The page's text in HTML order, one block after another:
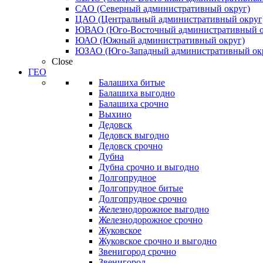
САО (Северный административный округ)
ЦАО (Центральный административный
ЮВАО (Юго-Восточный административный
ЮАО (Южный административный округ)
ЮЗАО (Юго-Западный административный
Close
ГЕО
Балашиха битые
Балашиха выгодно
Балашиха срочно
Выхино
Дедовск
Дедовск выгодно
Дедовск срочно
Дубна
Дубна срочно и выгодно
Долгопрудное
Долгопрудное битые
Долгопрудное срочно
Железнодорожное выгодно
Железнодорожное срочно
Жуковское
Жуковское срочно и выгодно
Звенигород срочно